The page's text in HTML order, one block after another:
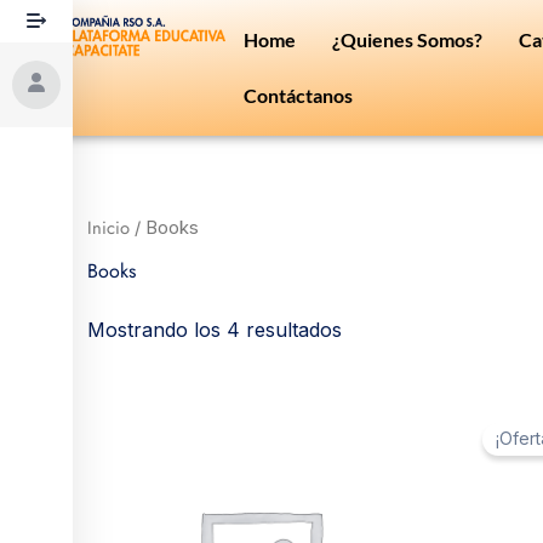
contenido
Home ¿Quienes Somos?
Contáctanos
Inicio / Books
Books
Mostrando los 4 resultados